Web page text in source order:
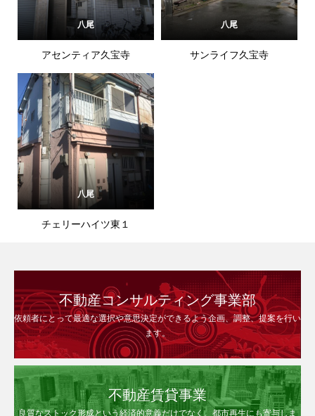
八尾
アセンティア久宝寺
八尾
サンライフ久宝寺
八尾
チェリーハイツ東１
不動産コンサルティング事業部
依頼者にとって最適な選択や意思決定ができるよう企画、調整、提案を行い
ます。
不動産賃貸事業
良質なストック形成という経済的意義だけでなく、都市再生にも寄与しま